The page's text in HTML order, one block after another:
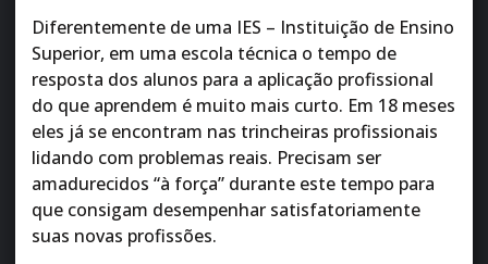
Diferentemente de uma IES – Instituição de Ensino
Superior, em uma escola técnica o tempo de
resposta dos alunos para a aplicação profissional
do que aprendem é muito mais curto. Em 18 meses
eles já se encontram nas trincheiras profissionais
lidando com problemas reais. Precisam ser
amadurecidos “à força” durante este tempo para
que consigam desempenhar satisfatoriamente
suas novas profissões.